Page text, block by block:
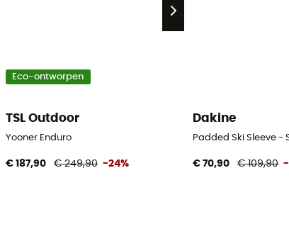
Eco-ontworpen
TSL Outdoor
Yooner Enduro
€ 187,90 € 249,90 -24%
Dakine
Padded Ski Sleeve -
€ 70,90 € 109,90 -